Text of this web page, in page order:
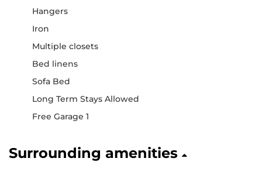
Hangers
Iron
Multiple closets
Bed linens
Sofa Bed
Long Term Stays Allowed
Free Garage 1
Surrounding amenities